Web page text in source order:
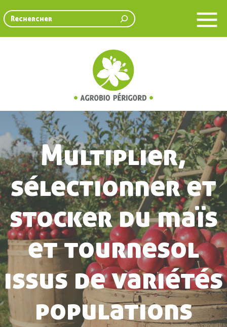
Rechercher
Multiplier,
sélectionner et
stocker du maïs
et tournesol
issus de variétés
populations